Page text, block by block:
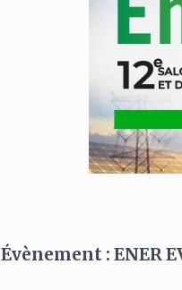
Évènement : ENER